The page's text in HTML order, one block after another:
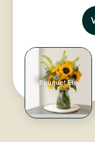
Bouquet Été